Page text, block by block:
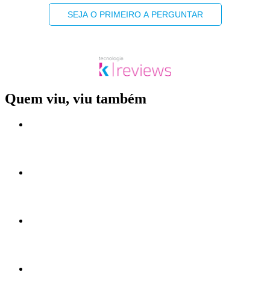
SEJA O PRIMEIRO A PERGUNTAR
Quem viu, viu também